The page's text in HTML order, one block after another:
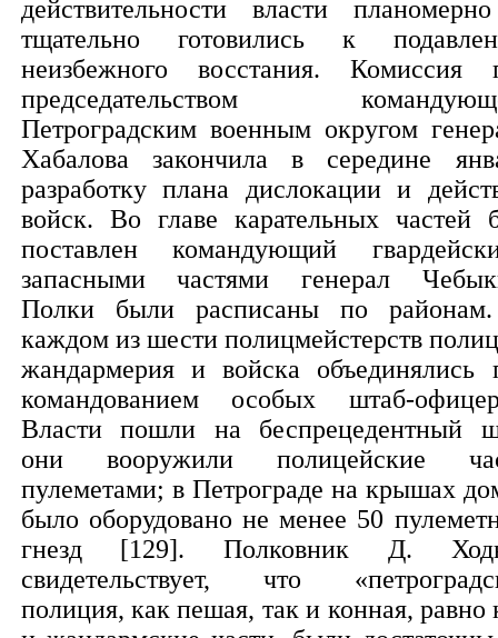
действительности власти
тщательно готовились к
неизбежного восстания. Комиссия
председательством
Петроградским военным округом
Хабалова закончила в середине
разработку плана дислокации и
войск. Во главе карательных частей
поставлен командующий
запасными частями генерал
Полки были расписаны по
каждом из шести полицмейстерств
жандармерия и войска объединялись
командованием особых штаб-
Власти пошли на беспрецедентный
они вооружили полицейские
пулеметами; в Петрограде на крышах
было оборудовано не менее 50
гнезд [129]. Полковник Д.
свидетельствует, что
полиция, как пешая, так и конная, равно